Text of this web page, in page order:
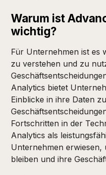
Warum ist
wichtig?
Für Unternehmen ist es
zu verstehen und zu
Analytics bietet
Einblicke in ihre Daten
Fortschritten in der
Analytics als
Unternehmen
bleiben und ihre